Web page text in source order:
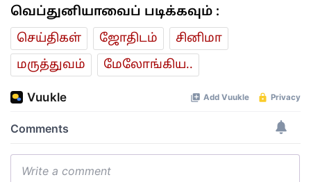
வெப்துனியாவைப் படிக்கவும் :
செய்திகள் ஜோ‌திட‌ம்
சினிமா
மரு‌த்துவ‌ம்
மேலோங்கிய..